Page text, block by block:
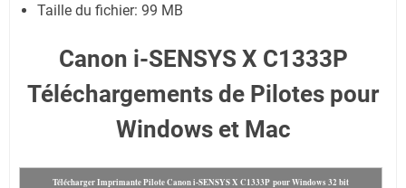
Taille du fichier: 99 MB
Canon i-SENSYS X C1333P
Téléchargements de Pilotes pour
Windows et Mac
Télécharger Imprimante Pilote Canon i-SENSYS X C1333P pour Windows 32 bit